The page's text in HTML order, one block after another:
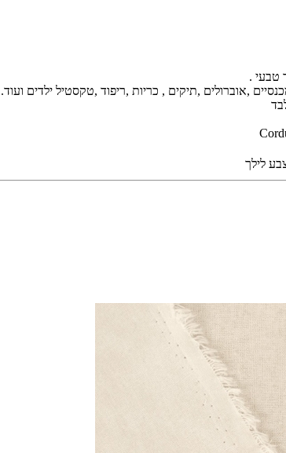
טבעי .
,אוברולים ,תיקים , כריות ,ריפוד ,טקסטיל ילדים ועוד.
לילך